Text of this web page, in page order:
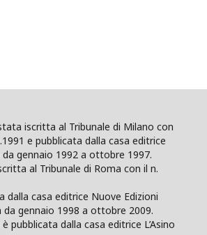
iscritta al Tribunale di Milano con
e pubblicata dalla casa editrice
gennaio 1992 a ottobre 1997.
al Tribunale di Roma con il n.
dalla casa editrice Nuove Edizioni
da gennaio 1998 a ottobre 2009.
pubblicata dalla casa editrice L’Asino